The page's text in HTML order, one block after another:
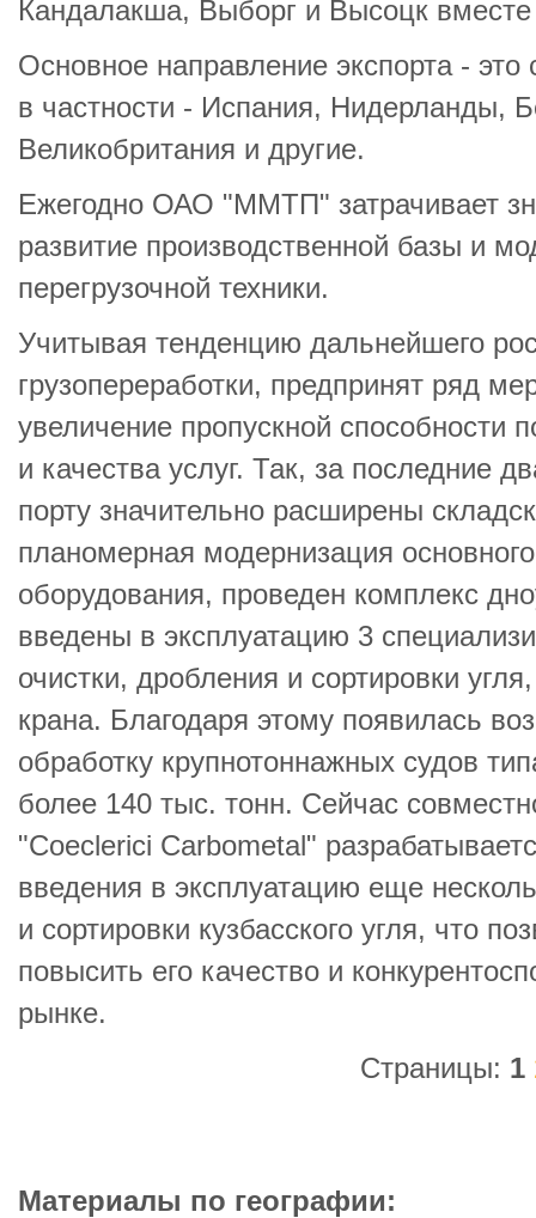
Кандалакша, Выборг и Высоцк
Основное направление экспорта -
в частности - Испания, Нидерланды,
Великобритания и другие.
Ежегодно ОАО "ММТП" затрачивает
развитие производственной базы и
перегрузочной техники.
Учитывая тенденцию дальнейшего
грузопереработки, предпринят ряд
увеличение пропускной способности
и качества услуг. Так, за последние
порту значительно расширены
планомерная модернизация основного
оборудования, проведен комплекс
введены в эксплуатацию 3
очистки, дробления и сортировки
крана. Благодаря этому появилась
обработку крупнотоннажных судов
более 140 тыс. тонн. Сейчас
"Coeclerici Carbometal"
введения в эксплуатацию еще
и сортировки кузбасского угля, что
повысить его качество и
рынке.
Страницы: 1
Материалы по географии: